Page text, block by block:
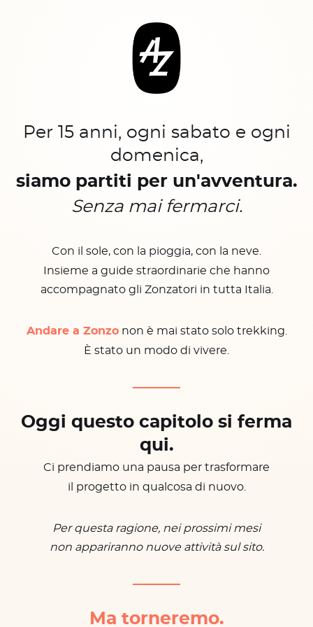
Per 15 anni, ogni sabato e ogni
domenica,
siamo partiti per un'avventura.
Senza mai fermarci.
Con il sole, con la pioggia, con la neve.
Insieme a guide straordinarie che hanno
accompagnato gli Zonzatori in tutta Italia.
Andare a Zonzonon è mai stato solo trekking.
È stato un modo di vivere.
Oggi questo capitolo si ferma
qui.
Ci prendiamo una pausa per trasformare
il progetto in qualcosa di nuovo.
Per questa ragione, nei prossimi mesi
non appariranno nuove attività sul sito.
Ma torneremo.